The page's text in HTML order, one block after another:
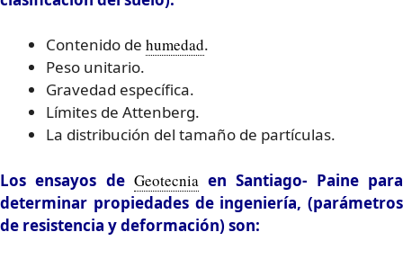
Contenido de humedad.
Peso unitario.
Gravedad específica.
Límites de Attenberg.
La distribución del tamaño de partículas.
Los ensayos de Geotecnia en Santiago- Paine para
determinar propiedades de ingeniería, (parámetros
de resistencia y deformación) son: